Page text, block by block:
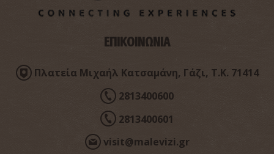
Σπήλαιο Καμηλάρη
ΕΠΙΚΟΙΝΩΝΙΑ
Πλατεία Μιχαήλ Κατσαμάνη, Γάζι, Τ.Κ. 71414
2813400600
2813400601
visit@malevizi.gr